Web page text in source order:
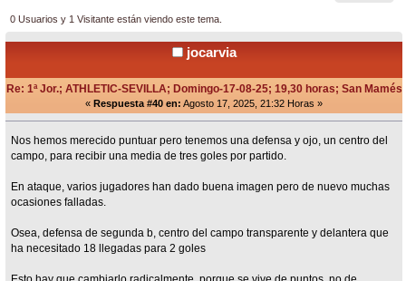
0 Usuarios y 1 Visitante están viendo este tema.
jocarvia
Re: 1ª Jor.; ATHLETIC-SEVILLA; Domingo-17-08-25; 19,30 horas; San Mamés
« Respuesta #40 en: Agosto 17, 2025, 21:32 Horas »
Nos hemos merecido puntuar pero tenemos una defensa y ojo, un centro del
campo, para recibir una media de tres goles por partido.
En ataque, varios jugadores han dado buena imagen pero de nuevo muchas
ocasiones falladas.
Osea, defensa de segunda b, centro del campo transparente y delantera que
ha necesitado 18 llegadas para 2 goles